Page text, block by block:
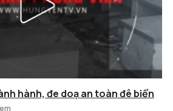
hành, đe doạ an toàn đê biển